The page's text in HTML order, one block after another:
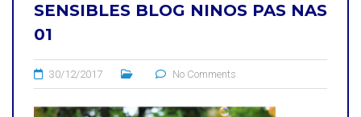
SENSIBLES BLOG NINOS PAS NAS
01
30/12/2017 No Comments